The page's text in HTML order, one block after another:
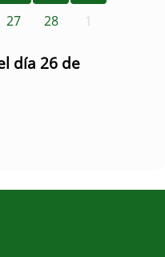
27 28 1
día 26 de